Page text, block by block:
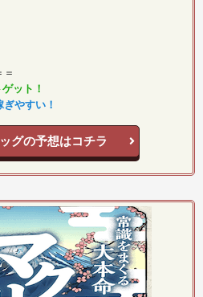
＝
ット！
やすい！
グの予想はコチラ